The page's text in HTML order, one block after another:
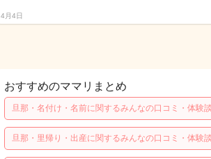
4月4日
おすすめのママリまとめ
旦那・名付け・名前に関するみんなの口コミ・体験
旦那・里帰り・出産に関するみんなの口コミ・体験